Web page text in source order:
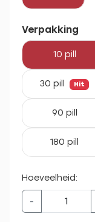
Verpakking
10 pill
30 pill Hit
90 pill
180 pill
Hoeveelheid:
-